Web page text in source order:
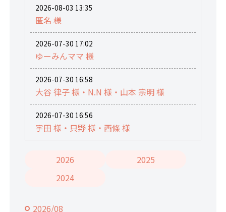
2026-08-03 13:35
匿名 様
2026-07-30 17:02
ゆーみんママ 様
2026-07-30 16:58
大谷 律子 様・N.N 様・山本 宗明 様
2026-07-30 16:56
宇田 様・只野 様・西條 様
2026
2025
2024
2026/08